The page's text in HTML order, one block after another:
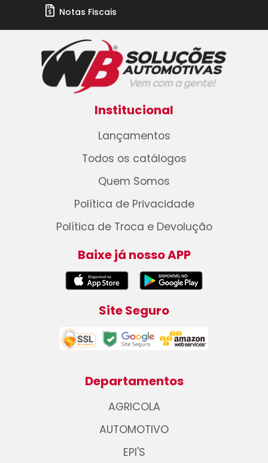
Notas Fiscais
Institucional
Lançamentos
Todos os catálogos
Quem Somos
Política de Privacidade
Política de Troca e Devolução
Baixe já nosso APP
Site Seguro
Departamentos
AGRICOLA
AUTOMOTIVO
EPI'S